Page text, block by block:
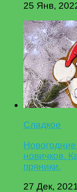
25 Янв,
Сладкое
новичков.
пряники.
27 Дек,